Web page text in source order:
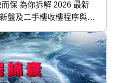
保 為你拆解 2026 最新
盤及二手樓收樓程序與注
驗樓」迷思，更附有驗樓
師收費參考。